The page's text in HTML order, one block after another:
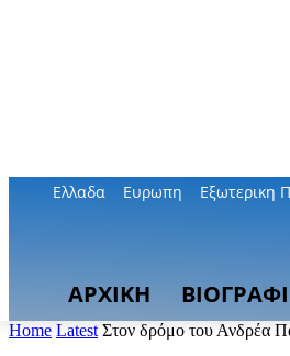
Ελλαδα Ευρωπη Εξωτερικη
ΑΡΧΙΚΗ
Home Latest Στον δρόμο του Ανδρέα